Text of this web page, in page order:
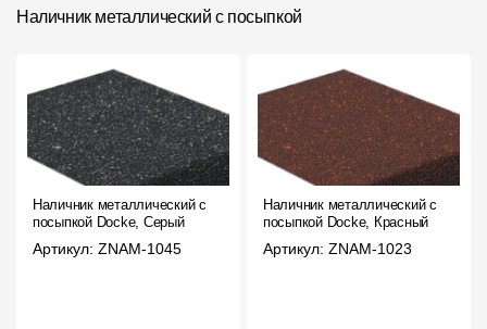
Наличник металлический с посыпкой
Наличник металлический с
посыпкой Docke, Серый
Артикул: ZNAM-1045
Наличник металлический с
посыпкой Docke, Красный
Артикул: ZNAM-1023